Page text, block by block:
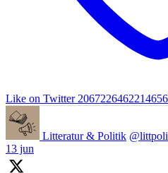
Like on Twitter
Litteratur & Politik
13 jun